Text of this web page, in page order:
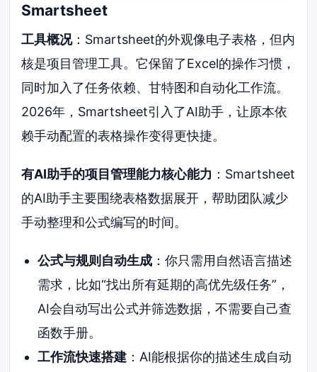
Smartsheet
工具概况：Smartsheet的外观像电子表格，但内
核是项目管理工具。它保留了Excel的操作习惯，
同时加入了任务依赖、甘特图和自动化工作流。
2026年，Smartsheet引入了AI助手，让原本依
赖手动配置的表格操作变得更快捷。
有AI助手的项目管理能力核心能力 ：Smartsheet
的AI助手主要围绕表格数据展开，帮助团队减少
手动整理和公式编写的时间。
公式与规则自动生成：你只需用自然语言描述
需求，比如“找出所有延期的高优先级任务”，
AI会自动写出公式并筛选数据，不需要自己查
函数手册。
工作流快速搭建：AI能根据你的描述生成自动